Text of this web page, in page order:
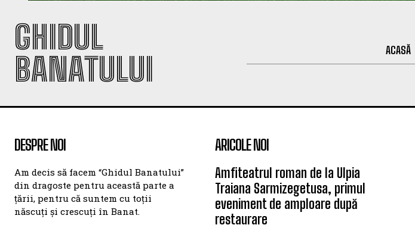
GHIDUL
BANATULUI
ACASĂ
DESPRE NOI
Am decis să facem “Ghidul Banatului”
din dragoste pentru această parte a
țării, pentru că suntem cu toții
născuți și crescuți în Banat.
ARICOLE NOI
Amfiteatrul roman de la Ulpia
Traiana Sarmizegetusa, primul
eveniment de amploare după
restaurare